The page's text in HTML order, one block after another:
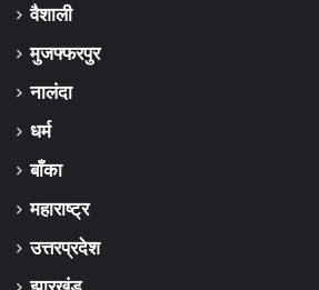
वैशाली
मुजफ्फरपुर
नालंदा
धर्म
बाँका
महाराष्ट्र
उत्तरप्रदेश